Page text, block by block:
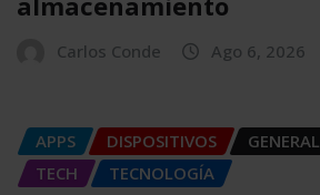
Carlos Conde Ago 6, 2026
APPS DISPOSITIVOS GENERAL
TECH
TECNOLOGÍA